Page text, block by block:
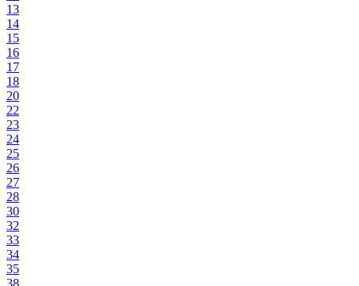
13
14
15
16
17
18
20
22
23
24
25
26
27
28
30
32
33
34
35
38